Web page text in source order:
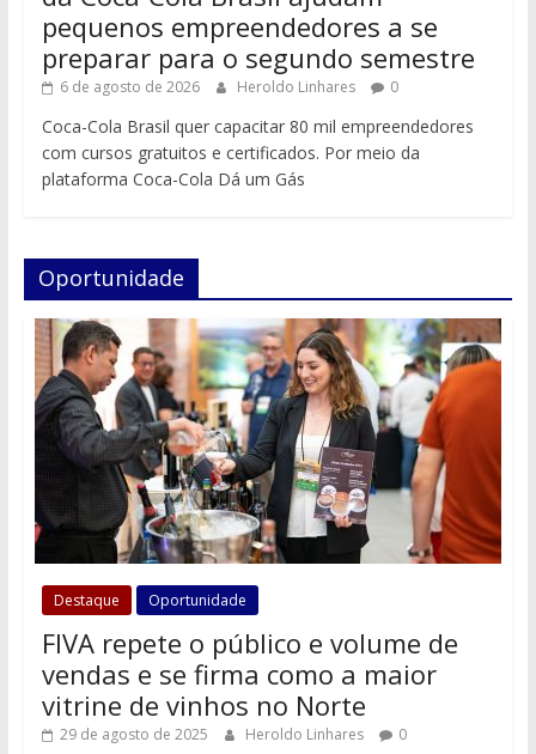
pequenos empreendedores a se
preparar para o segundo semestre
6 de agosto de 2026 Heroldo Linhares 0
Coca-Cola Brasil quer capacitar 80 mil empreendedores
com cursos gratuitos e certificados. Por meio da
plataforma Coca-Cola Dá um Gás
Oportunidade
Destaque Oportunidade
FIVA repete o público e volume de
vendas e se firma como a maior
vitrine de vinhos no Norte
29 de agosto de 2025 Heroldo Linhares 0